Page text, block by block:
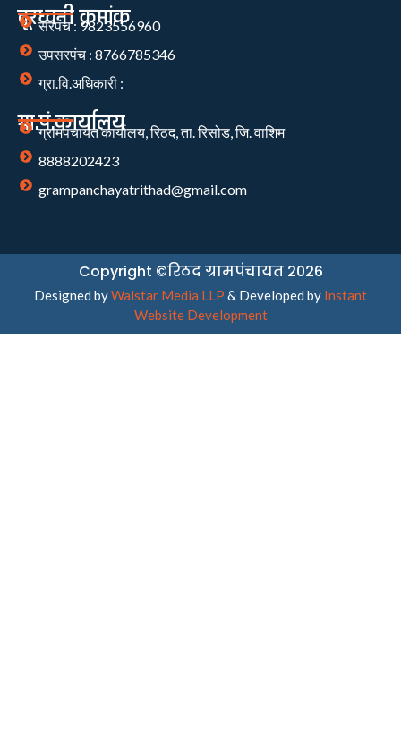
दूरध्वनी क्रमांक
सरपंच : 9823556960
उपसरपंच : 8766785346
ग्रा.वि.अधिकारी :
ग्रा.पं.कार्यालय
ग्रामपंचायत कार्यालय, रिठद, ता. रिसोड, जि. वाशिम
8888202423
grampanchayatrithad@gmail.com
Copyright ©रिठद ग्रामपंचायत 2026
Designed byWalstar Media LLP & Developed by Instant
Website Development